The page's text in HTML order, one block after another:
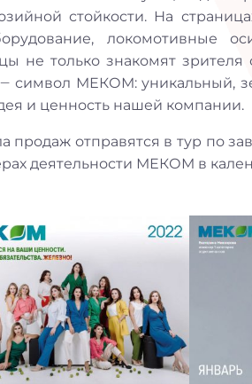
стойкости. На
локомотивные
не только знакомят
символ МЕКОМ: уникальный,
и ценность нашей компании.
продаж отправятся в тур по
деятельности МЕКОМ в